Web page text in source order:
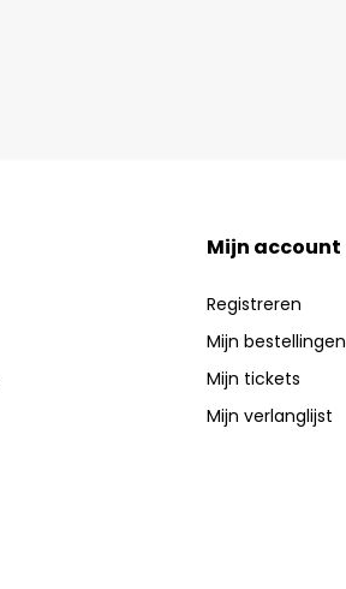
Mijn account
Registreren
Mijn bestellingen
Mijn tickets
Mijn verlanglijst